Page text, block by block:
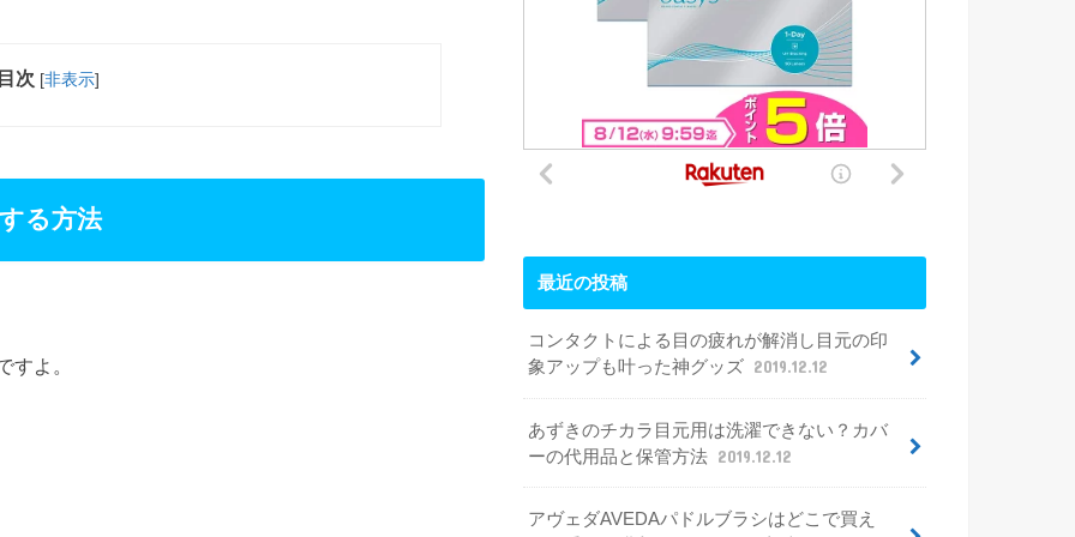
次 [非表示]
る方法
すよ。
最近の投稿
コンタクトによる目の疲れが解消し目元の印
象アップも叶った神グッズ 2019.12.12
あずきのチカラ目元用は洗濯できない？カバ
ーの代用品と保管方法 2019.12.12
アヴェダAVEDAパドルブラシはどこで買え